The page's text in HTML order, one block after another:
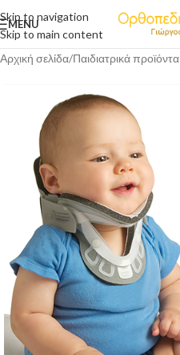
Skip to navigation
Skip to main content
MENU
Αρχική σελίδα/Παιδιατρικά προϊόντα